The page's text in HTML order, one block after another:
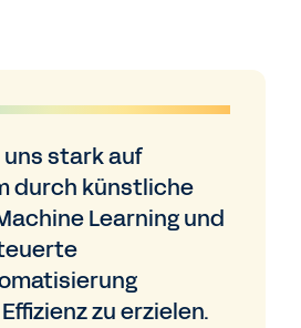
stark auf
durch künstliche
Learning und
zu erzielen.